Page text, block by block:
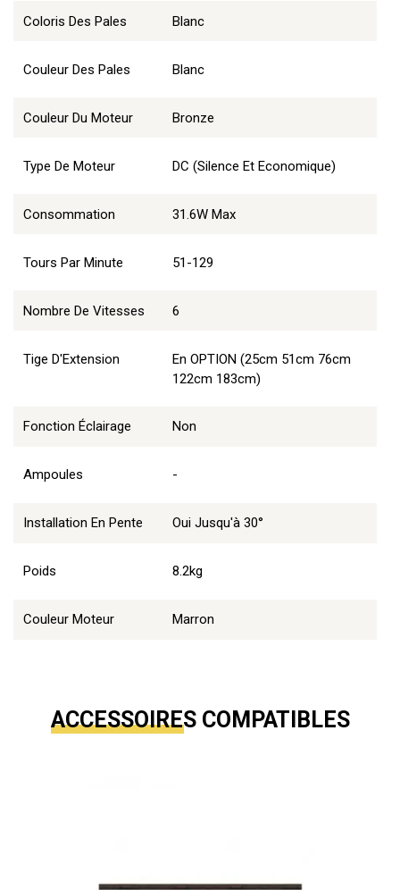
Coloris Des Pales Blanc
Couleur Des Pales Blanc
Couleur Du Moteur Bronze
Type De Moteur DC (Silence Et Economique)
Consommation 31.6W Max
Tours Par Minute 51-129
Nombre De Vitesses 6
Tige D'Extension
En OPTION (25cm 51cm 76cm
122cm 183cm)
Fonction Éclairage Non
Ampoules -
Installation En Pente Oui Jusqu'à 30°
Poids 8.2kg
Couleur Moteur Marron
ACCESSOIRES COMPATIBLES